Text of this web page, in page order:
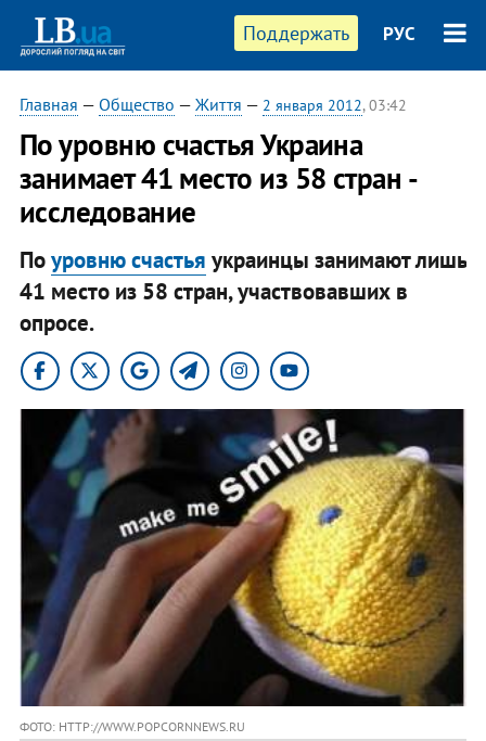
Поддержать РУС
Главная — Общество — Життя — 2 января 2012, 03:42
​По уровню счастья Украина
занимает 41 место из 58 стран -
исследование
Поуровню счастья украинцы занимают лишь
41 место из 58 стран, участвовавших в
опросе.
ФОТО: HTTP://WWW.POPCORNNEWS.RU